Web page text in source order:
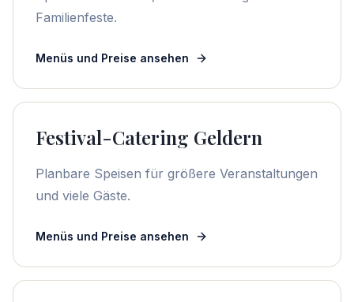
Familienfeste.
Menüs und Preise ansehen
Festival-Catering Geldern
Planbare Speisen für größere Veranstaltungen
und viele Gäste.
Menüs und Preise ansehen